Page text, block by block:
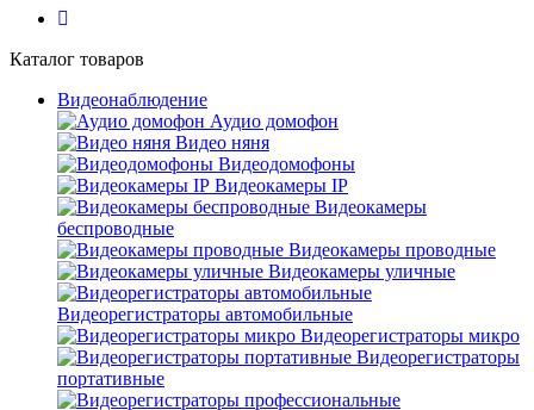
Каталог товаров
Видеонаблюдение
Аудио домофон
Видео няня
Видеодомофоны
Видеокамеры IP
Видеокамеры
беспроводные
Видеокамеры проводные
Видеокамеры уличные
Видеорегистраторы автомобильные
Видеорегистраторы микро
Видеорегистраторы
портативные